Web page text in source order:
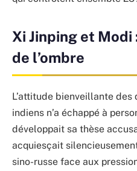
Xi Jinping et
de l’ombre
L’attitude bienveillante
indiens n’a échappé à
développait sa thèse
acquiesçait
sino-russe face aux